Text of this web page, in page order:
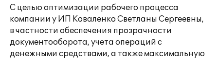
С целью оптимизации рабочего процесса
компании у ИП Коваленко Светланы Сергеевны,
в частности обеспечения прозрачности
документооборота, учета операций с
денежными средствами, а также максимальную